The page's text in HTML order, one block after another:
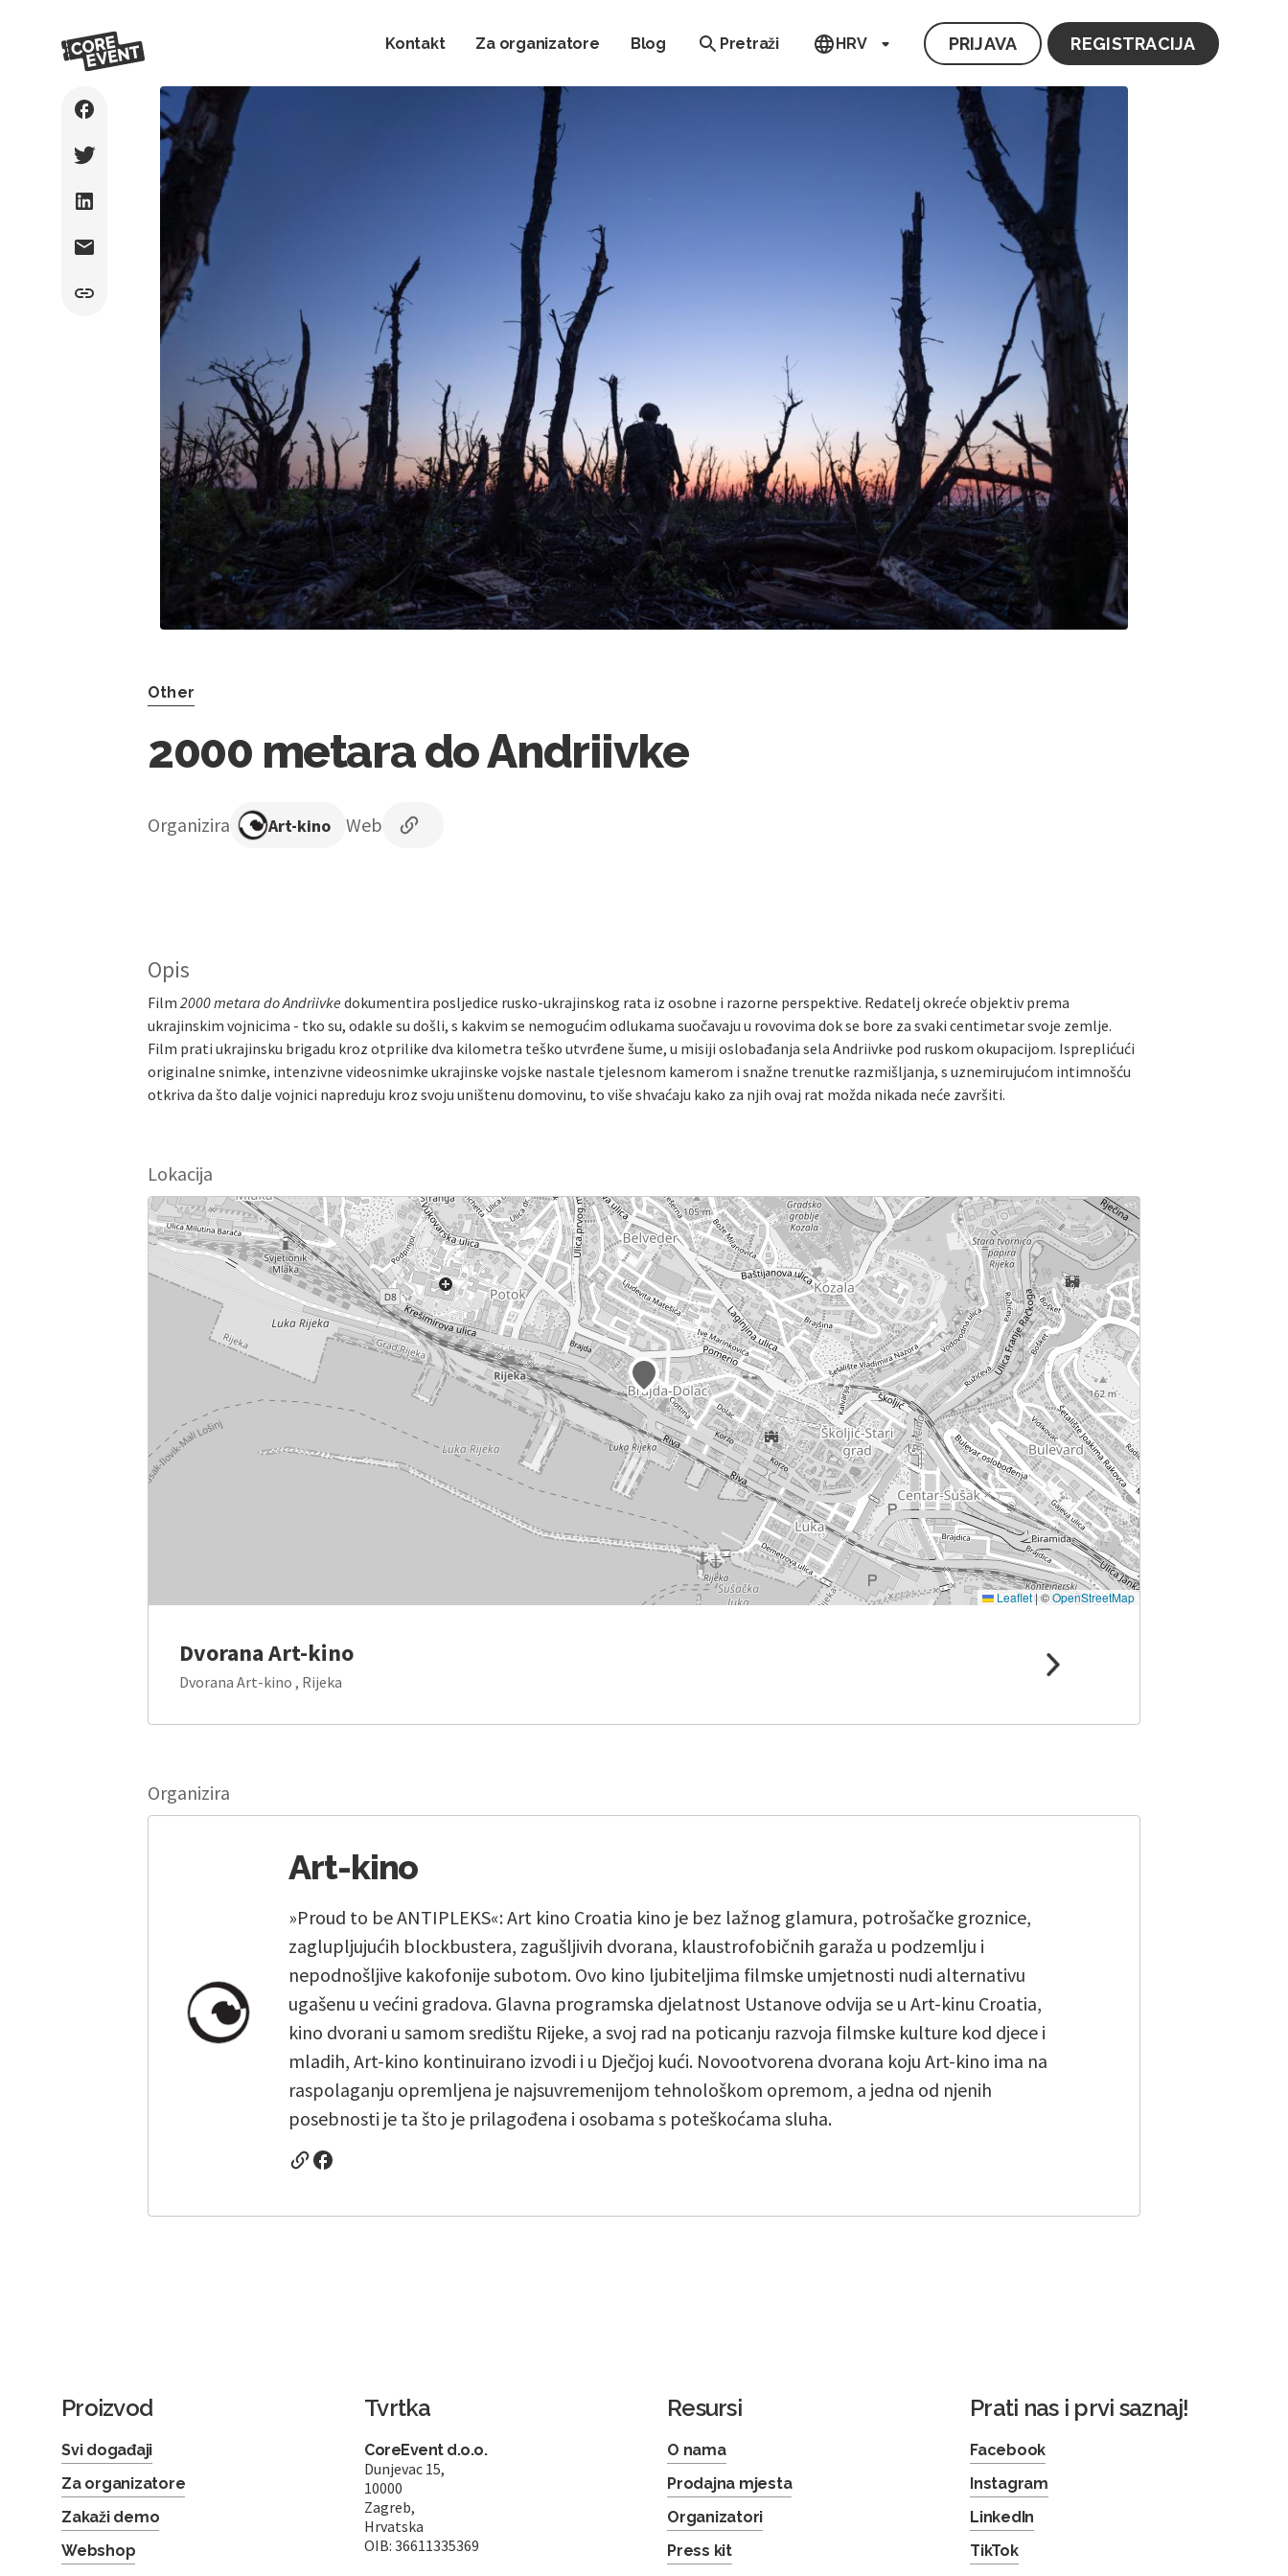
Kontakt Za organizatore Blog Pretraži HRV PRIJAVA REGISTRACIJA
Other
2000 metara do Andriivke
Organizira Art-kino Web
Opis
Film 2000 metara do Andriivke dokumentira posljedice rusko-ukrajinskog rata iz osobne i razorne perspektive. Redatelj okreće objektiv prema
ukrajinskim vojnicima - tko su, odakle su došli, s kakvim se nemogućim odlukama suočavaju u rovovima dok se bore za svaki centimetar svoje zemlje.
Film prati ukrajinsku brigadu kroz otprilike dva kilometra teško utvrđene šume, u misiji oslobađanja sela Andriivke pod ruskom okupacijom. Ispreplićući
originalne snimke, intenzivne videosnimke ukrajinske vojske nastale tjelesnom kamerom i snažne trenutke razmišljanja, s uznemirujućom intimnošću
otkriva da što dalje vojnici napreduju kroz svoju uništenu domovinu, to više shvaćaju kako za njih ovaj rat možda nikada neće završiti.
Lokacija
Leaflet|©OpenStreetMap
Dvorana Art-kino
Dvorana Art-kino , Rijeka
Organizira
Art-kino
»Proud to be ANTIPLEKS«: Art kino Croatia kino je bez lažnog glamura, potrošačke groznice,
zaglupljujućih blockbustera, zagušljivih dvorana, klaustrofobičnih garaža u podzemlju i
nepodnošljive kakofonije subotom. Ovo kino ljubiteljima filmske umjetnosti nudi alternativu
ugašenu u većini gradova. Glavna programska djelatnost Ustanove odvija se u Art-kinu Croatia,
kino dvorani u samom središtu Rijeke, a svoj rad na poticanju razvoja filmske kulture kod djece i
mladih, Art-kino kontinuirano izvodi i u Dječjoj kući. Novootvorena dvorana koju Art-kino ima na
raspolaganju opremljena je najsuvremenijom tehnološkom opremom, a jedna od njenih
posebnosti je ta što je prilagođena i osobama s poteškoćama sluha.
Proizvod
Svi događaji
Za organizatore
Zakaži demo
Webshop
Tvrtka
CoreEvent d.o.o.
Dunjevac 15,
10000
Zagreb,
Hrvatska
OIB: 36611335369
Resursi
O nama
Prodajna mjesta
Organizatori
Press kit
Prati nas i prvi saznaj!
Facebook
Instagram
LinkedIn
TikTok